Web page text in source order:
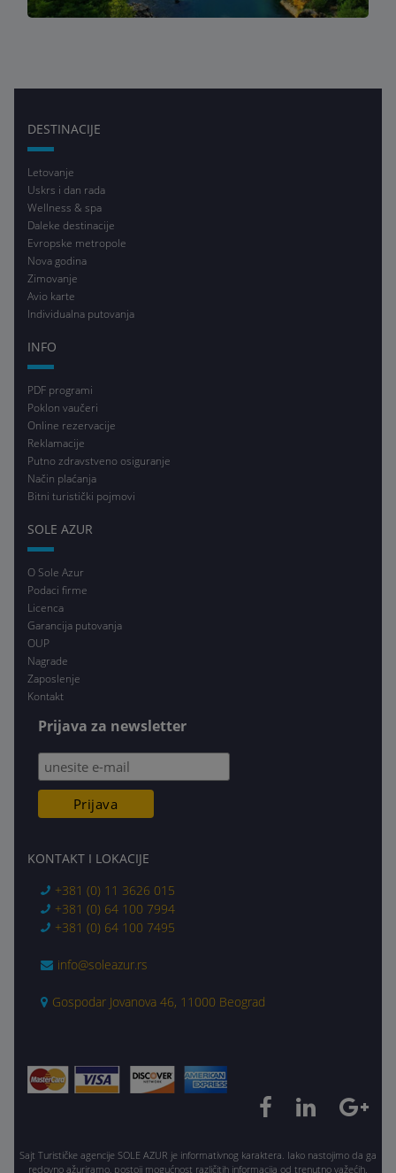
DESTINACIJE
Letovanje
Uskrs i dan rada
Wellness & spa
Daleke destinacije
Evropske metropole
Nova godina
Zimovanje
Avio karte
Individualna putovanja
INFO
PDF programi
Poklon vaučeri
Online rezervacije
Reklamacije
Putno zdravstveno osiguranje
Način plaćanja
Bitni turistički pojmovi
SOLE AZUR
O Sole Azur
Podaci firme
Licenca
Garancija putovanja
OUP
Nagrade
Zaposlenje
Kontakt
Prijava za newsletter
KONTAKT I LOKACIJE
+381 (0) 11 3626 015
+381 (0) 64 100 7994
+381 (0) 64 100 7495
info@soleazur.rs
Gospodar Jovanova 46, 11000 Beograd
Sajt Turističke agencije SOLE AZUR je informativnog karaktera. Iako nastojimo da ga
redovno ažuriramo, postoji mogućnost različitih informacija od trenutno važećih.